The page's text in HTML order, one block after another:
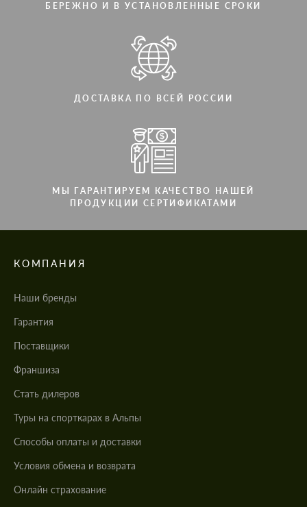
БЕРЕЖНО И В УСТАНОВЛЕННЫЕ СРОКИ
ДОСТАВКА ПО ВСЕЙ РОССИИ
МЫ ГАРАНТИРУЕМ КАЧЕСТВО НАШЕЙ
ПРОДУКЦИИ СЕРТИФИКАТАМИ
КОМПАНИЯ
Наши бренды
Гарантия
Поставщики
Франшиза
Стать дилеров
Туры на спорткарах в Альпы
Cпособы оплаты и доставки
Условия обмена и возврата
Онлайн страхование